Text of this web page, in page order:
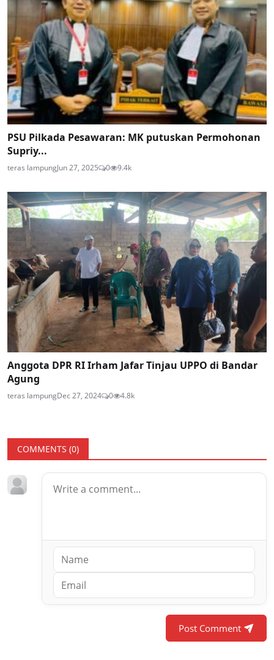
PSU Pilkada Pesawaran: MK putuskan Permohonan
Supriy...
teras lampungJun 27, 2025 0 9.4k
Anggota DPR RI Irham Jafar Tinjau UPPO di Bandar
Agung
teras lampungDec 27, 2024 0 4.8k
COMMENTS (0)
Post Comment